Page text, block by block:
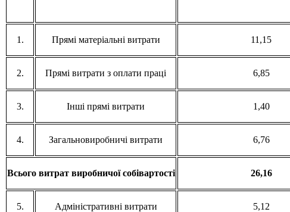
1. Прямі матеріальні витрати 11,15
2. Прямі витрати з оплати праці 6,85
3. Інші прямі витрати 1,40
4. Загальновиробничі витрати 6,76
Всього витрат виробничої собівартості 26,16
5. Адміністративні витрати 5,12